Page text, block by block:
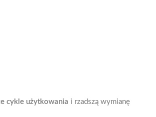
cykle użytkowania i rzadszą wymianę